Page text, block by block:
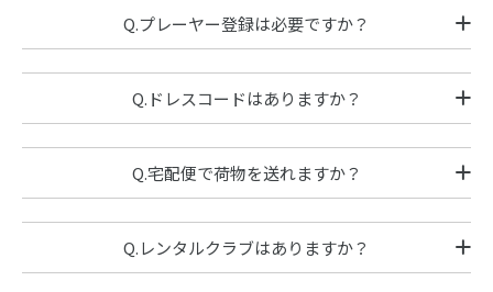
Q.プレーヤー登録は必要ですか？
Q.ドレスコードはありますか？
Q.宅配便で荷物を送れますか？
Q.レンタルクラブはありますか？